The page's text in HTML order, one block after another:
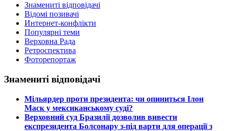
Знамениті відповідачі
Відомі позивачі
Интернет-конфлікти
Популярні теми
Верховна Рада
Ретроспектива
Фоторепортаж
Знамениті відповідачі
​Мільярдер проти президента: чи опиниться Ілон
Маск у мексиканському суді?
​Верховний суд Бразилії дозволив вивести
експрезидента Болсонару з-під варти для операції з